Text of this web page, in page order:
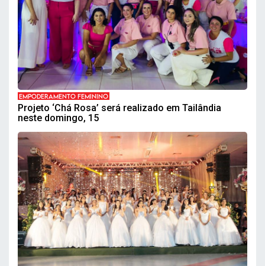
EMPODERAMENTO FEMININO
Projeto ‘Chá Rosa’ será realizado em Tailândia
neste domingo, 15